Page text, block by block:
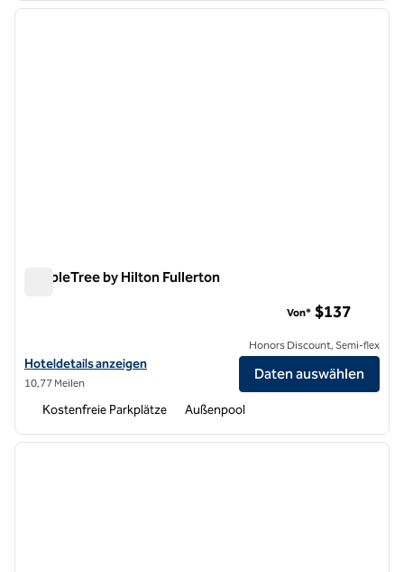
1 von 12
DoubleTree by Hilton Fullerton
Hoteldetails für DoubleTree by Hilton Fullerton anzeigen
Hoteldetails anzeigen
10,77 Meilen
Von* $137
Honors Discount, Semi-flex
Daten auswählen
Kostenfreie Parkplätze Außenpool
1 von 12